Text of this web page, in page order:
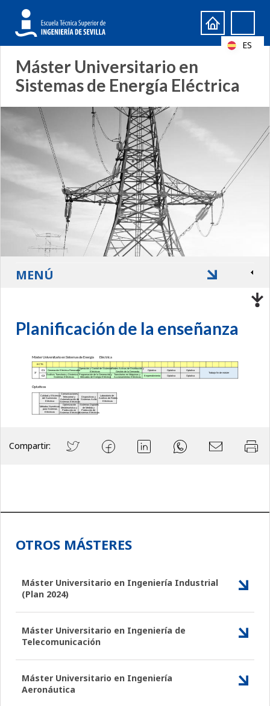
Formulario
de
búsqueda
Search
Máster Universitario en
Sistemas de Energía Eléctrica
Planificación de la enseñanza
Compartir:
MENÚ
OTROS MÁSTERES
Máster Universitario en Ingeniería Industrial
(Plan 2024)
Máster Universitario en Ingeniería de
Telecomunicación
Máster Universitario en Ingeniería
Aeronáutica
ES